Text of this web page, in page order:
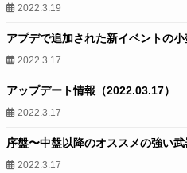
2022.3.19
アプデで追加された新イベントの小
2022.3.17
アップデート情報（2022.03.17）
2022.3.17
序盤〜中盤以降のオススメの強い
2022.3.17